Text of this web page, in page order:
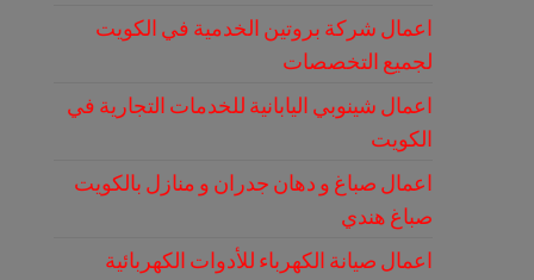
اعمال شركة بروتين الخدمية في الكويت
لجميع التخصصات
اعمال شينوبي اليابانية للخدمات التجارية في
الكويت
اعمال صباغ و دهان جدران و منازل بالكويت
صباغ هندي
اعمال صيانة الكهرباء للأدوات الكهربائية